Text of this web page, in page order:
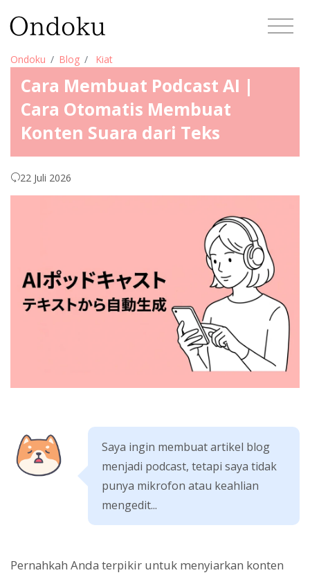
Ondoku Blog Kiat
Cara Membuat Podcast AI |
Cara Otomatis Membuat
Konten Suara dari Teks
22 Juli 2026
Saya ingin membuat artikel blog
menjadi podcast, tetapi saya tidak
punya mikrofon atau keahlian
mengedit...
Pernahkah Anda terpikir untuk menyiarkan konten